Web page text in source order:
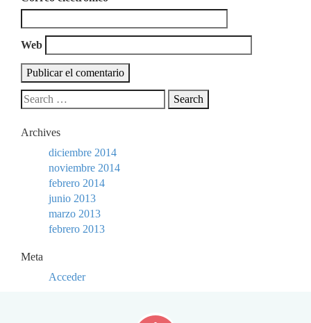
Web
Archives
diciembre 2014
noviembre 2014
febrero 2014
junio 2013
marzo 2013
febrero 2013
Meta
Acceder